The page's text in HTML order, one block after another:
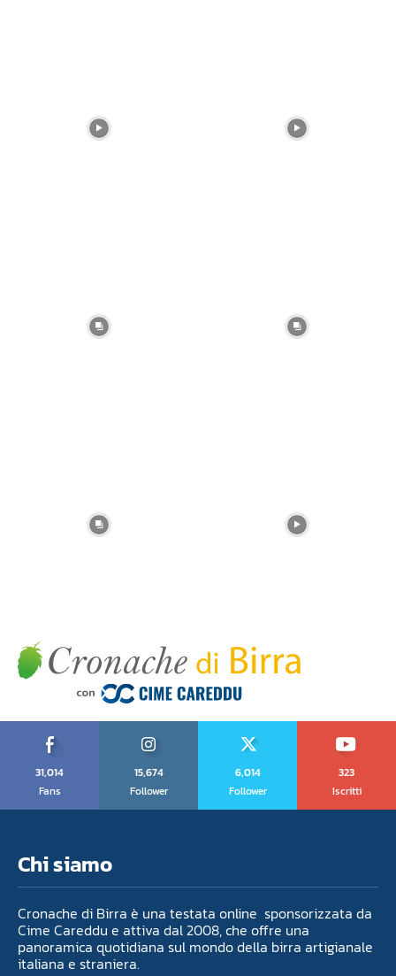
31,014
Fans
15,674
Follower
6,014
Follower
323
Iscritti
Chi siamo
Cronache di Birra è una testata online sponsorizzata da
Cime Careddu e attiva dal 2008, che offre una
panoramica quotidiana sul mondo della birra artigianale
italiana e straniera.